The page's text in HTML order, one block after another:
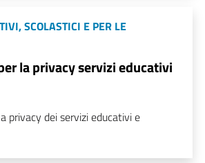
SCOLASTICI E PER LE
la privacy servizi educativi
privacy dei servizi educativi e